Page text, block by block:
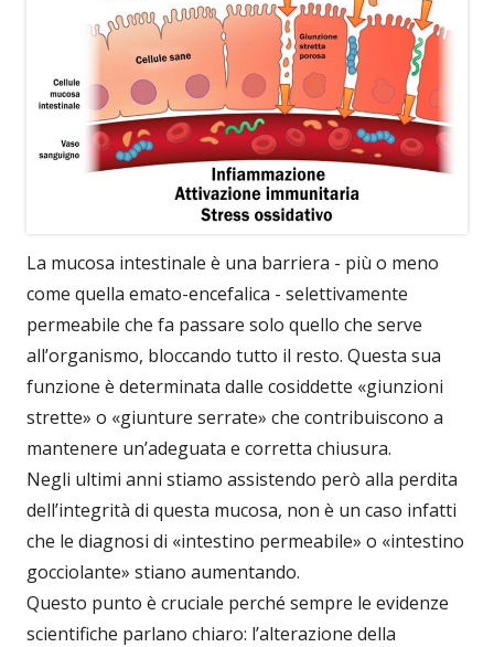
La mucosa intestinale è una barriera - più o meno
come quella emato-encefalica - selettivamente
permeabile che fa passare solo quello che serve
all’organismo, bloccando tutto il resto. Questa sua
funzione è determinata dalle cosiddette «giunzioni
strette» o «giunture serrate» che contribuiscono a
mantenere un’adeguata e corretta chiusura.
Negli ultimi anni stiamo assistendo però alla perdita
dell’integrità di questa mucosa, non è un caso infatti
che le diagnosi di «intestino permeabile» o «intestino
gocciolante» stiano aumentando.
Questo punto è cruciale perché sempre le evidenze
scientifiche parlano chiaro: l’alterazione della